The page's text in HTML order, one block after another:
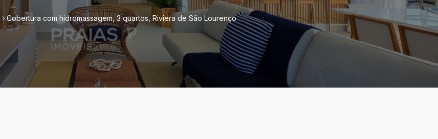
Cobertura com hidromassagem, 3 quartos, Riviera de São Lourenço